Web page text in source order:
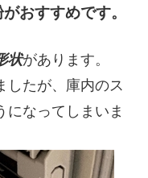
おすすめです。
状があります。
したが、庫内のス
になってしまいま